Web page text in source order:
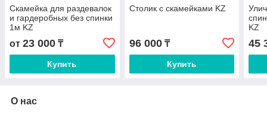
Скамейка для раздевалок
и гардеробных без спинки
1м KZ
от 23 000 ₸
Купить
Столик с скамейками KZ
96 000₸
Купить
KZ
45
О нас